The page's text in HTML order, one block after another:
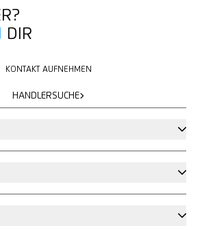
DIR
KONTAKT AUFNEHMEN
HÄNDLERSUCHE